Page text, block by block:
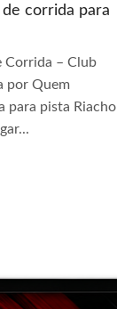
corrida para
Corrida – Club
por Quem
para pista Riacho